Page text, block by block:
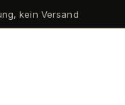
kein Versand